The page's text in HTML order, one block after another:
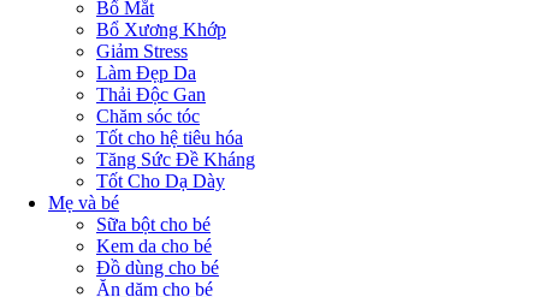
Bổ Mắt
Bổ Xương Khớp
Giảm Stress
Làm Đẹp Da
Thải Độc Gan
Chăm sóc tóc
Tốt cho hệ tiêu hóa
Tăng Sức Đề Kháng
Tốt Cho Dạ Dày
Mẹ và bé
Sữa bột cho bé
Kem da cho bé
Đồ dùng cho bé
Ăn dặm cho bé